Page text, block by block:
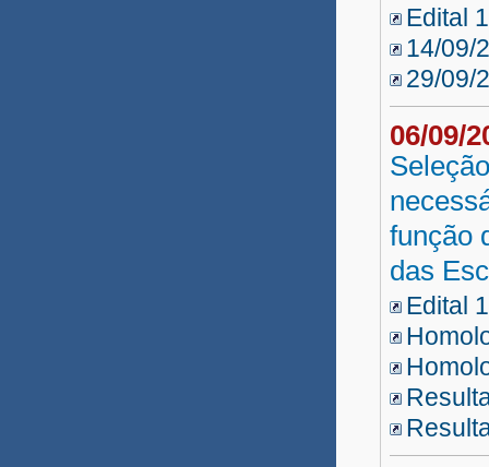
Edital
14/09/
29/09/
06/09/
função
das
Edital